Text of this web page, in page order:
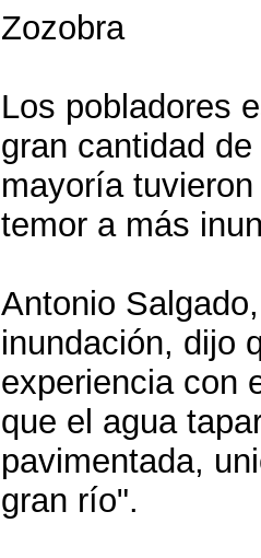
Zozobra
Los pobladores
gran cantidad
mayoría
temor a más
Antonio
inundación, dijo
experiencia con
que el agua
pavimentada,
gran río".